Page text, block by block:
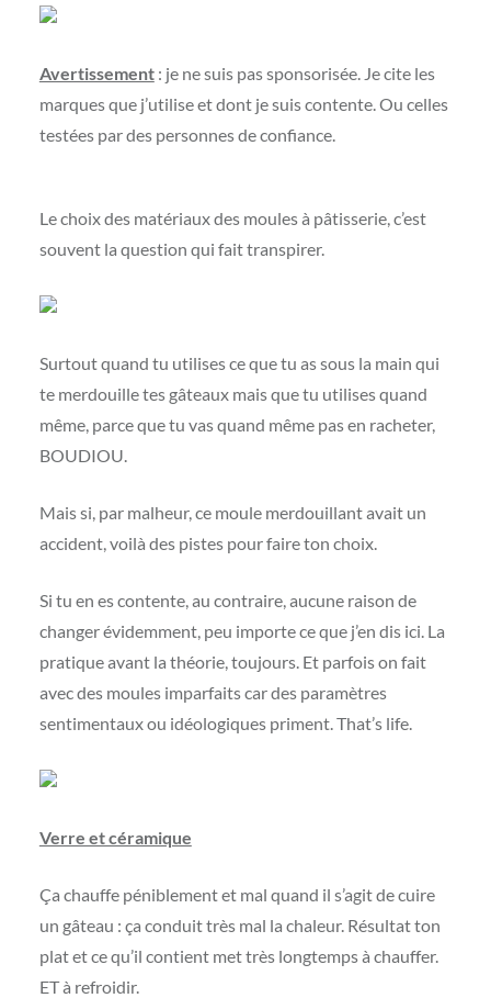
Avertissement: je ne suis pas sponsorisée. Je cite les
marques que j’utilise et dont je suis contente. Ou celles
testées par des personnes de confiance.
Le choix des matériaux des moules à pâtisserie, c’est
souvent la question qui fait transpirer.
Surtout quand tu utilises ce que tu as sous la main qui
te merdouille tes gâteaux mais que tu utilises quand
même, parce que tu vas quand même pas en racheter,
BOUDIOU.
Mais si, par malheur, ce moule merdouillant avait un
accident, voilà des pistes pour faire ton choix.
Si tu en es contente, au contraire, aucune raison de
changer évidemment, peu importe ce que j’en dis ici. La
pratique avant la théorie, toujours. Et parfois on fait
avec des moules imparfaits car des paramètres
sentimentaux ou idéologiques priment. That’s life.
Verre et céramique
Ça chauffe péniblement et mal quand il s’agit de cuire
un gâteau : ça conduit très mal la chaleur. Résultat ton
plat et ce qu’il contient met très longtemps à chauffer.
ET à refroidir.